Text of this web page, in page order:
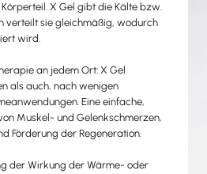
X Gel gibt die Kälte bzw.
verteilt sie gleichmäßig, wodurch
wird.
an jedem Ort: X Gel
als auch, nach wenigen
Eine einfache,
Muskel- und Gelenkschmerzen,
Förderung der Regeneration.
der Wirkung der Wärme- oder